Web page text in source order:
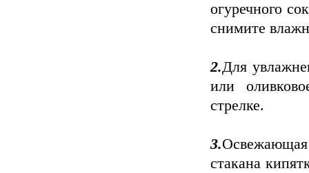
огуречного
снимите
2.Для
или
стрелке.
3.
стакана